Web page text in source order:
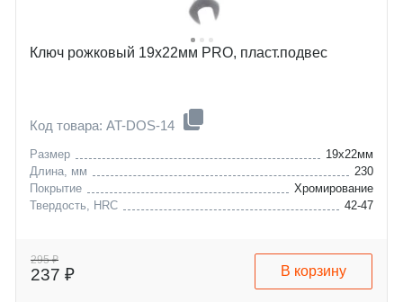
Ключ рожковый 19х22мм PRO, пласт.подвес
Код товара: AT-DOS-14
Размер
19x22мм
Длина, мм
230
Покрытие
Хромирование
Твердость, HRC
42-47
295 ₽
237 ₽ В корзину